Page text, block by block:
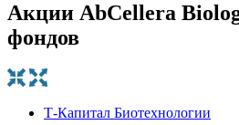
Акции AbCellera
фондов
Т-Капитал Биотехнологии